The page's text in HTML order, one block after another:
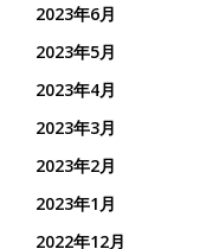
2023年6月
2023年5月
2023年4月
2023年3月
2023年2月
2023年1月
2022年12月